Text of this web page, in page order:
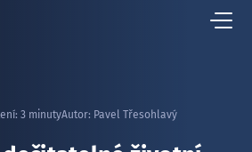
3 minutyAutor: Pavel Třesohlavý